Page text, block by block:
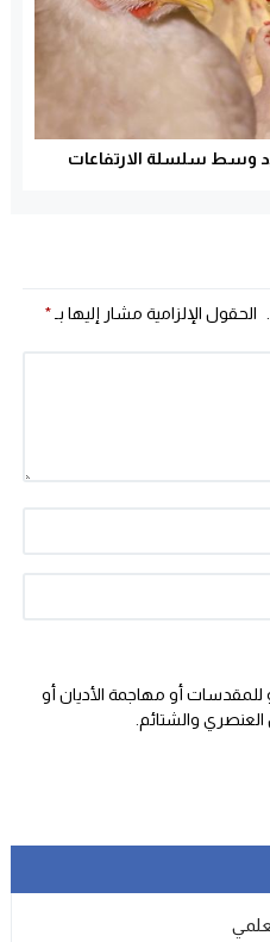
وسط سلسلة الارتفاعات
الحقول الإلزامية مشار إليها بـ*
أو مهاجمة الأديان أو
العنصري والشتائم‬.